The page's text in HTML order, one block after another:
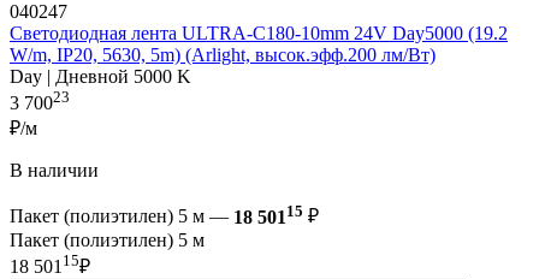
040247
Светодиодная лента ULTRA-C180-10mm 24V Day5000 (19.2
W/m, IP20, 5630, 5m) (Arlight, высок.эфф.200 лм/Вт)
Day | Дневной 5000 K
3 70023
₽/м
В наличии
Пакет (полиэтилен) 5 м — 18 501 15 ₽
Пакет (полиэтилен) 5 м
18 501 15₽